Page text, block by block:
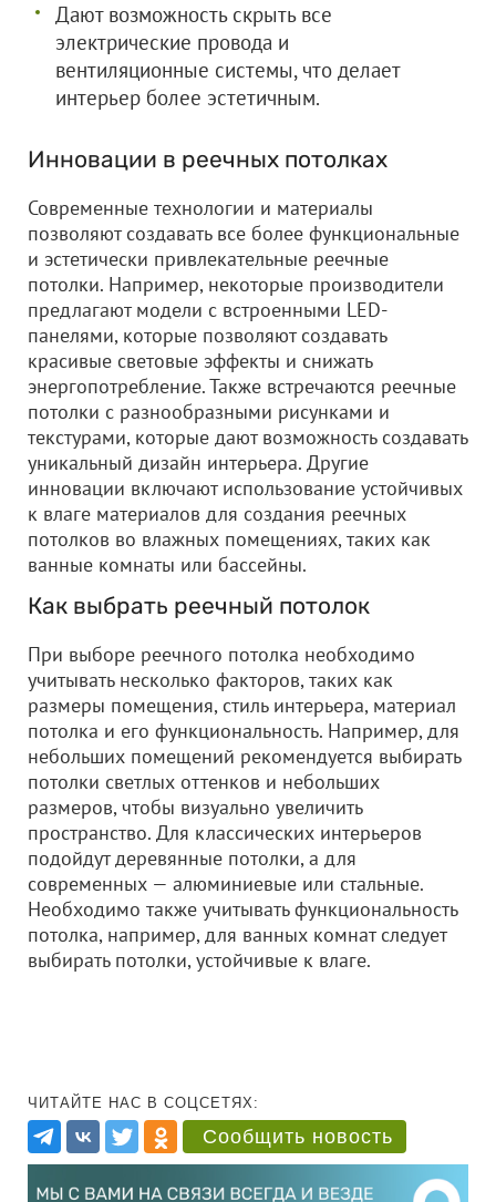
Дают возможность скрыть все
электрические провода и
вентиляционные системы, что делает
интерьер более эстетичным.
Инновации в реечных потолках
Современные технологии и материалы
позволяют создавать все более функциональные
и эстетически привлекательные реечные
потолки. Например, некоторые производители
предлагают модели с встроенными LED-
панелями, которые позволяют создавать
красивые световые эффекты и снижать
энергопотребление. Также встречаются реечные
потолки с разнообразными рисунками и
текстурами, которые дают возможность создавать
уникальный дизайн интерьера. Другие
инновации включают использование устойчивых
к влаге материалов для создания реечных
потолков во влажных помещениях, таких как
ванные комнаты или бассейны.
Как выбрать реечный потолок
При выборе реечного потолка необходимо
учитывать несколько факторов, таких как
размеры помещения, стиль интерьера, материал
потолка и его функциональность. Например, для
небольших помещений рекомендуется выбирать
потолки светлых оттенков и небольших
размеров, чтобы визуально увеличить
пространство. Для классических интерьеров
подойдут деревянные потолки, а для
современных — алюминиевые или стальные.
Необходимо также учитывать функциональность
потолка, например, для ванных комнат следует
выбирать потолки, устойчивые к влаге.
ЧИТАЙТЕ НАС В СОЦСЕТЯХ:
Сообщить новость